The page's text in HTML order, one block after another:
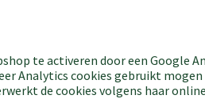
te activeren door een Google
Analytics cookies gebruikt
de cookies volgens haar